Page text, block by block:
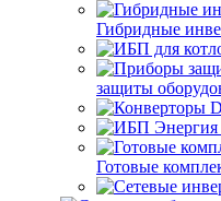
Гибридные
защиты
Готовые